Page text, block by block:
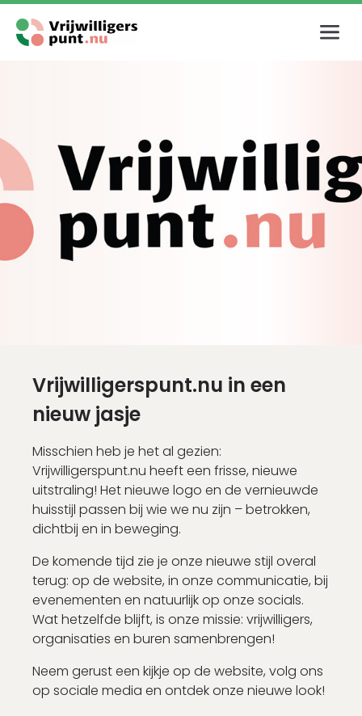
Vrijwilligerspunt.nu in een
nieuw jasje
Misschien heb je het al gezien:
Vrijwilligerspunt.nu heeft een frisse, nieuwe
uitstraling! Het nieuwe logo en de vernieuwde
huisstijl passen bij wie we nu zijn – betrokken,
dichtbij en in beweging.
De komende tijd zie je onze nieuwe stijl overal
terug: op de website, in onze communicatie, bij
evenementen en natuurlijk op onze socials.
Wat hetzelfde blijft, is onze missie: vrijwilligers,
organisaties en buren samenbrengen!
Neem gerust een kijkje op de website, volg ons
op sociale media en ontdek onze nieuwe look!
Wachtwoord
Schrijf je binnen 2 minuten in!
Account aanmaken